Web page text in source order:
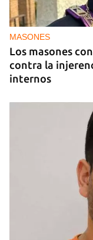
MASONES
Los masones
contra la
internos